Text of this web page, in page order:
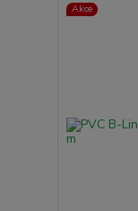
Akce